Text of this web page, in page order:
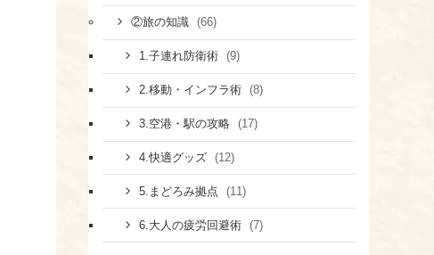
②旅の知識 (66)
1.子連れ防衛術 (9)
​2.移動・インフラ術 (8)
​3.空港・駅の攻略 (17)
​4.快適グッズ (12)
​5.まどろみ拠点 (11)
6.大人の疲労回避術 (7)